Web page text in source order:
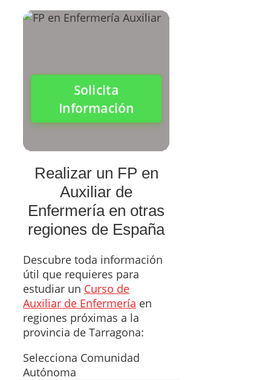
Solicita
Información
Realizar un FP en
Auxiliar de
Enfermería en otras
regiones de España
Descubre toda información
útil que requieres para
estudiar un Curso de
Auxiliar de Enfermería en
regiones próximas a la
provincia de Tarragona:
Selecciona Comunidad
Autónoma